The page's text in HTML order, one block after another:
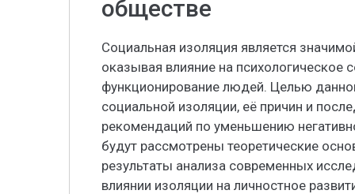
обществе
Социальная изоляция является
оказывая влияние на психологическое
функционирование людей. Целью
социальной изоляции, её причин и
рекомендаций по уменьшению
будут рассмотрены теоретические
результаты анализа современных
влиянии изоляции на личностное